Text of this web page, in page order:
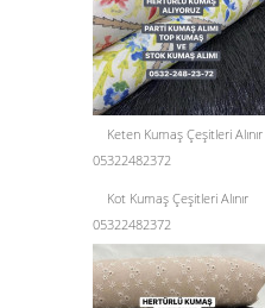
Keten Kumaş Çeşitleri Alınır
05322482372
Kot Kumaş Çeşitleri Alınır
05322482372